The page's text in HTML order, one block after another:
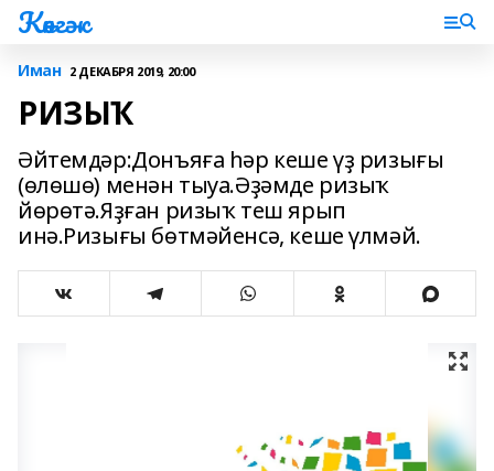
Көнгәк
Иман 2 ДЕКАБРЯ 2019, 20:00
РИЗЫҠ
Әйтемдәр:Донъяға һәр кеше үҙ ризығы
(өлөшө) менән тыуа.Әҙәмде ризыҡ
йөрөтә.Яҙған ризыҡ теш ярып
инә.Ризығы бөтмәйенсә, кеше үлмәй.